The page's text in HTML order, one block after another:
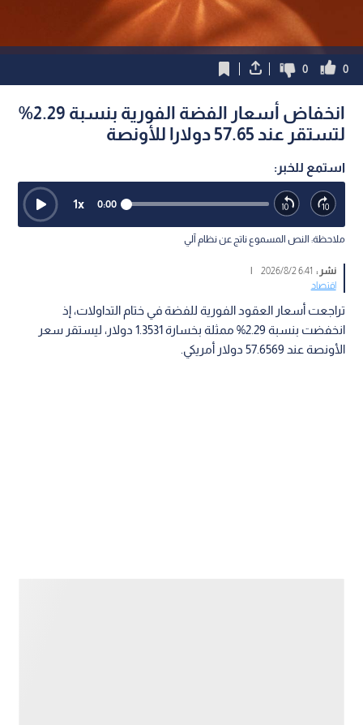
0
0
انخفاض أسعار الفضة الفورية بنسبة 2.29%
لتستقر عند 57.65 دولارا للأونصة
استمع للخبر:
0:00
1x
ملاحظة: النص المسموع ناتج عن نظام آلي
نشر : 6:41 2026/8/2
|
اقتصاد
تراجعت أسعار العقود الفورية للفضة في ختام التداولات، إذ
انخفضت بنسبة 2.29% ممثلة بخسارة 1.3531 دولار، ليستقر سعر
الأونصة عند 57.6569 دولار أمريكي.